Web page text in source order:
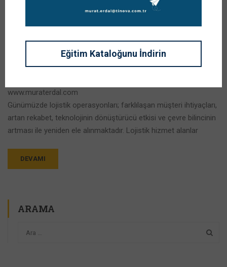
Prof. Dr. Murat ERDAL – merdal@istanbul.edu.tr
İstanbul Üniversitesi Sosyal Bilimler Enstitüsü
www.muraterdal.com
Günümüzde lojistik operasyonları; farklılaşan müşteri ihtiyaçları,
artan rekabet, teknolojinin dönüştürücü etkisi ve çevre bilincinin
artması ile yeniden ele alınmaktadır. Lojistik hizmet alanlar
DEVAMI
ARAMA
Eğitim Kataloğunu İndirin